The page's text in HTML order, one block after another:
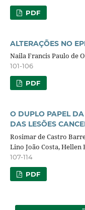
PDF
ALTERAÇÕES NO
Naila Francis Paulo de
101-106
PDF
O DUPLO PAPEL
DAS LESÕES
Rosimar de Castro
Lino João Costa,
107-114
PDF